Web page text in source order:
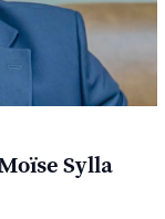
Sylla